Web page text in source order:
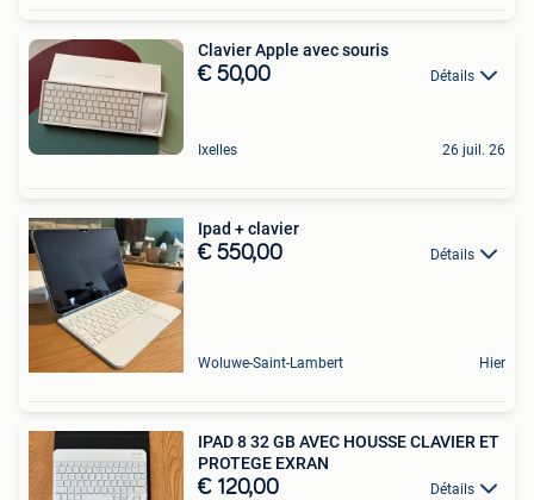
Clavier Apple avec souris
€ 50,00 Détails
Ixelles 26 juil. 26
Ipad + clavier
€ 550,00 Détails
Woluwe-Saint-Lambert Hier
IPAD 8 32 GB AVEC HOUSSE CLAVIER ET
PROTEGE EXRAN
€ 120,00 Détails